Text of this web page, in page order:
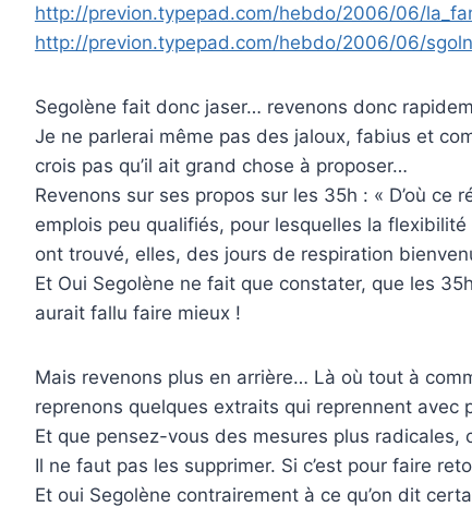
http://previon.typepad.com/hebdo/2006/06/
http://previon.typepad.com/hebdo/2006/06/
Segolène fait donc jaser… revenons donc
Je ne parlerai même pas des jaloux, fabius et
crois pas qu’il ait grand chose à proposer…
Revenons sur ses propos sur les 35h : « D’où
emplois peu qualifiés, pour lesquelles la
ont trouvé, elles, des jours de respiration
Et Oui Segolène ne fait que constater, que les
aurait fallu faire mieux !
Mais revenons plus en arrière… Là où tout à
reprenons quelques extraits qui reprennent avec
Et que pensez-vous des mesures plus
Il ne faut pas les supprimer. Si c’est pour faire
Et oui Segolène contrairement à ce qu’on dit